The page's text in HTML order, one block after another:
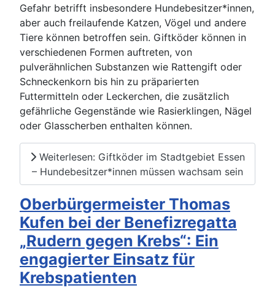
Gefahr betrifft insbesondere Hundebesitzer*innen,
aber auch freilaufende Katzen, Vögel und andere
Tiere können betroffen sein. Giftköder können in
verschiedenen Formen auftreten, von
pulverähnlichen Substanzen wie Rattengift oder
Schneckenkorn bis hin zu präparierten
Futtermitteln oder Leckerchen, die zusätzlich
gefährliche Gegenstände wie Rasierklingen, Nägel
oder Glasscherben enthalten können.
Weiterlesen: Giftköder im Stadtgebiet Essen
– Hundebesitzer*innen müssen wachsam sein
Oberbürgermeister Thomas
Kufen bei der Benefizregatta
„Rudern gegen Krebs“: Ein
engagierter Einsatz für
Krebspatienten